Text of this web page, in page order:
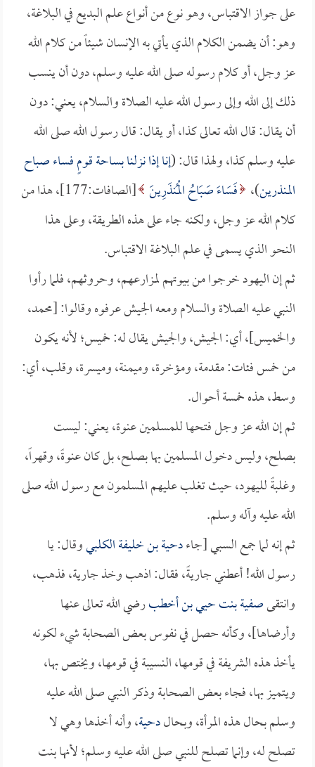
على جواز الاقتباس، وهو نوع من أنواع علم البديع في البلاغة،
وهو: أن يضمن الكلام الذي يأتي به الإنسان شيئاً من كلام الله
عز وجل، أو كلام رسوله صلى الله عليه وسلم، دون أن ينسب
ذلك إلى الله وإلى رسول الله عليه الصلاة والسلام، يعني: دون
أن يقال: قال الله تعالى كذا، أو يقال: قال رسول الله صلى الله
عليه وسلم كذا، ولهذا قال: (إنا إذا نزلنا بساحة قومٍ فساء صباح
المنذرين)، فَسَاءَ صَبَاحُ الْمُنذَرِينَ
[الصافات:177]، هذا من
كلام الله عز وجل، ولكنه جاء على هذه الطريقة، وعلى هذا
النحو الذي يسمى في علم البلاغة الاقتباس.
ثم إن اليهود خرجوا من بيوتهم لمزارعهم، وحروثهم، فلما رأوا
النبي عليه الصلاة والسلام ومعه الجيش عرفوه وقالوا: [محمد،
والخميس]، أي: الجيش، والجيش يقال له: خميس؛ لأنه يكون
من خمس فئات: مقدمة، ومؤخرة، وميمنة، وميسرة، وقلب، أي:
وسط، هذه خمسة أحوال.
ثم إن الله عز وجل فتحها للمسلمين عنوة، يعني: ليست
بصلح، وليس دخول المسلمين بها بصلح، بل كان عنوةً، وقهراً،
وغلبةً لليهود، حيث تغلب عليهم المسلمون مع رسول الله صلى
الله عليه وآله وسلم.
ثم إنه لما جمع السبي [جاءدحية بن خليفة الكلبيوقال: يا
رسول الله! أعطني جاريةً، فقال: اذهب وخذ جارية، فذهب،
وانتقىصفية بنت حيي بن أخطبرضي الله تعالى عنها
وأرضاها]، وكأنه حصل في نفوس بعض الصحابة شيء لكونه
يأخذ هذه الشريفة في قومها، النسيبة في قومها، ويختص بها،
ويتميز بها، فجاء بعض الصحابة وذكر النبي صلى الله عليه
وسلم بحال هذه المرأة، وبحالدحية، وأنه أخذها وهي لا
تصلح له، وإنما تصلح للنبي صلى الله عليه وسلم؛ لأنها بنت